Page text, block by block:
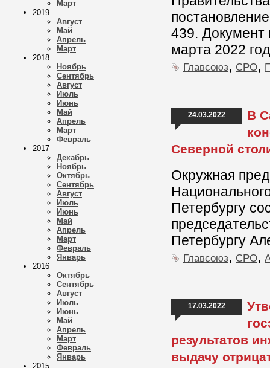
Март
2019
Август
Май
Апрель
Март
2018
Ноябрь
Сентябрь
Август
Июль
Июнь
Май
Апрель
Март
Февраль
2017
Декабрь
Ноябрь
Октябрь
Сентябрь
Август
Июль
Июнь
Май
Апрель
Март
Февраль
Январь
2016
Октябрь
Сентябрь
Август
Июль
Июнь
Май
Апрель
Март
Февраль
Январь
2015
439. Документ
марта 2022
Главсоюз, СРО,
24.03.2022
В
Северной
Окружная
Петербургу
Петербургу
Главсоюз, СРО,
17.03.2022
результатов
выдачу